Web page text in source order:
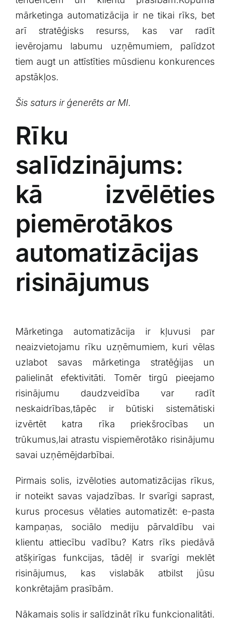
mārketinga automatizācija​ ir ne tikai rīks, bet
arī stratēģisks resurss, kas var radīt
ievērojamu labumu uzņēmumiem, palīdzot
tiem ‌augt un attīstīties mūsdienu konkurences
apstākļos.
Šis saturs‌ ir ģenerēts ar MI.
Rīku
salīdzinājums:
kā izvēlēties
piemērotākos
automatizācijas
risinājumus
Mārketinga automatizācija ir⁤ kļuvusi‌ par
neaizvietojamu rīku uzņēmumiem, kuri vēlas
uzlabot savas‌ mārketinga stratēģijas un
palielināt‌ efektivitāti. Tomēr tirgū pieejamo
risinājumu daudzveidība var radīt
neskaidrības,tāpēc ir būtiski sistemātiski
izvērtēt katra rīka priekšrocības un
trūkumus,lai atrastu‍ vispiemērotāko risinājumu‌
savai uzņēmējdarbībai.
Pirmais solis, izvēloties automatizācijas rīkus,
⁤ir noteikt savas vajadzības. Ir svarīgi​ saprast,
kurus procesus vēlaties automatizēt: e-pasta
kampaņas, sociālo mediju pārvaldību vai
klientu attiecību vadību? Katrs⁣ rīks piedāvā
atšķirīgas funkcijas,⁣ tādēļ ir svarīgi meklēt
risinājumus, kas vislabāk atbilst jūsu
konkrētajām prasībām.
Nākamais solis ir salīdzināt rīku⁤ funkcionalitāti.